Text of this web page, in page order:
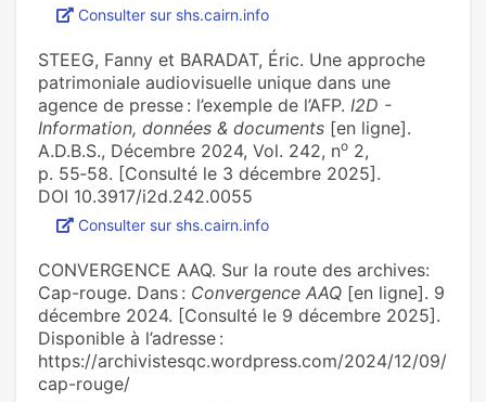
Consulter sur shs.cairn.info
STEEG, Fanny et BARADAT, Éric. Une approche
patrimoniale audiovisuelle unique dans une
agence de presse : l’exemple de l’AFP. I2D -
Information, données & documents [en ligne].
A.D.B.S., Décembre 2024, Vol. 242, no 2,
p. 55‑58. [Consulté le 3 décembre 2025].
DOI 10.3917/i2d.242.0055
Consulter sur shs.cairn.info
CONVERGENCE AAQ. Sur la route des archives:
Cap-rouge. Dans : Convergence AAQ [en ligne]. 9
décembre 2024. [Consulté le 9 décembre 2025].
Disponible à l’adresse :
https://archivistesqc.wordpress.com/2024/12/09/
cap-rouge/